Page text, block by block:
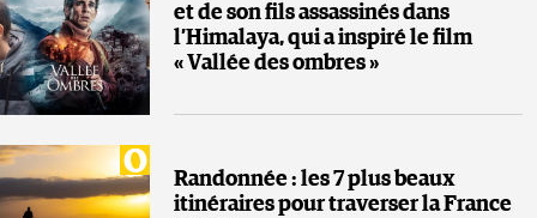
et de son fils assassinés dans
l’Himalaya, qui a inspiré le film
« Vallée des ombres »
Randonnée : les 7 plus beaux
itinéraires pour traverser la France